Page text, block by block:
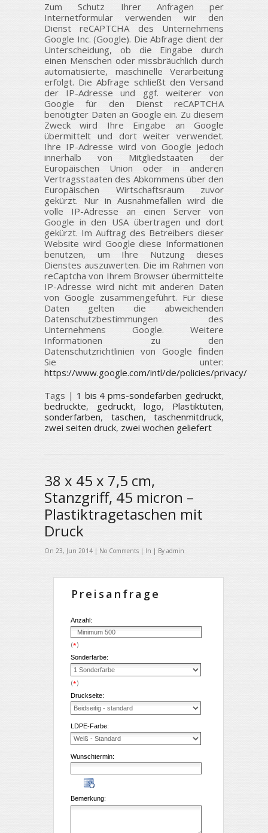
Zum Schutz Ihrer Anfragen per
Internetformular verwenden wir den
Dienst reCAPTCHA des Unternehmens
Google Inc. (Google). Die Abfrage dient der
Unterscheidung, ob die Eingabe durch
einen Menschen oder missbräuchlich durch
automatisierte, maschinelle Verarbeitung
erfolgt. Die Abfrage schließt den Versand
der IP-Adresse und ggf. weiterer von
Google für den Dienst reCAPTCHA
benötigter Daten an Google ein. Zu diesem
Zweck wird Ihre Eingabe an Google
übermittelt und dort weiter verwendet.
Ihre IP-Adresse wird von Google jedoch
innerhalb von Mitgliedstaaten der
Europäischen Union oder in anderen
Vertragsstaaten des Abkommens über den
Europäischen Wirtschaftsraum zuvor
gekürzt. Nur in Ausnahmefällen wird die
volle IP-Adresse an einen Server von
Google in den USA übertragen und dort
gekürzt. Im Auftrag des Betreibers dieser
Website wird Google diese Informationen
benutzen, um Ihre Nutzung dieses
Dienstes auszuwerten. Die im Rahmen von
reCaptcha von Ihrem Browser übermittelte
IP-Adresse wird nicht mit anderen Daten
von Google zusammengeführt. Für diese
Daten gelten die abweichenden
Datenschutzbestimmungen des
Unternehmens Google. Weitere
Informationen zu den
Datenschutzrichtlinien von Google finden
Sie unter:
https://www.google.com/intl/de/policies/privacy/
Tags | 1 bis 4 pms-sondefarben gedruckt,
bedruckte, gedruckt,logo, Plastiktüten,
sonderfarben, taschen, taschenmitdruck,
zwei seiten druck, zwei wochen geliefert
38 x 45 x 7,5 cm,
Stanzgriff, 45 micron –
Plastiktragetaschen mit
Druck
On 23, Jun 2014 | No Comments | In | By admin
Preisanfrage
Anzahl:
(*)
Sonderfarbe:
(*)
Druckseite:
LDPE-Farbe:
Wunschtermin:
Bemerkung: